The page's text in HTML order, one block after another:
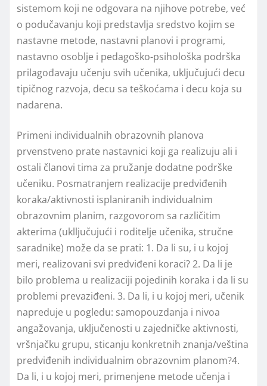
sistemom koji ne odgovara na njihove potrebe, već
o podučavanju koji predstavlјa sredstvo kojim se
nastavne metode, nastavni planovi i programi,
nastavno osoblјe i pedagoško-psihološka podrška
prilagođavaju učenju svih učenika, uklјučujući decu
tipičnog razvoja, decu sa teškoćama i decu koja su
nadarena.
Primeni individualnih obrazovnih planova
prvenstveno prate nastavnici koji ga realizuju ali i
ostali članovi tima za pružanje dodatne podrške
učeniku. Posmatranjem realizacije predviđenih
koraka/aktivnosti isplaniranih individualnim
obrazovnim planim, razgovorom sa različitim
akterima (ukllјučujući i roditelјe učenika, stručne
saradnike) može da se prati: 1. Da li su, i u kojoj
meri, realizovani svi predviđeni koraci? 2. Da li je
bilo problema u realizaciji pojedinih koraka i da li su
problemi prevaziđeni. 3. Da li, i u kojoj meri, učenik
napreduje u pogledu: samopouzdanja i nivoa
angažovanja, uklјučenosti u zajedničke aktivnosti,
vršnjačku grupu, sticanju konkretnih znanja/veština
predviđenih individualnim obrazovnim planom?4.
Da li, i u kojoj meri, primenjene metode učenja i